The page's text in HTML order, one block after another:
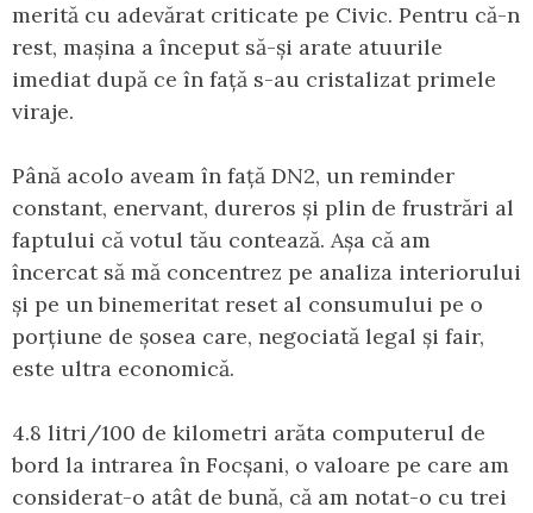
merită cu adevărat criticate pe Civic. Pentru că-n
rest, mașina a început să-și arate atuurile
imediat după ce în față s-au cristalizat primele
viraje.
Până acolo aveam în față DN2, un reminder
constant, enervant, dureros și plin de frustrări al
faptului că votul tău contează. Așa că am
încercat să mă concentrez pe analiza interiorului
și pe un binemeritat reset al consumului pe o
porțiune de șosea care, negociată legal și fair,
este ultra economică.
4.8 litri/100 de kilometri arăta computerul de
bord la intrarea în Focșani, o valoare pe care am
considerat-o atât de bună, că am notat-o cu trei